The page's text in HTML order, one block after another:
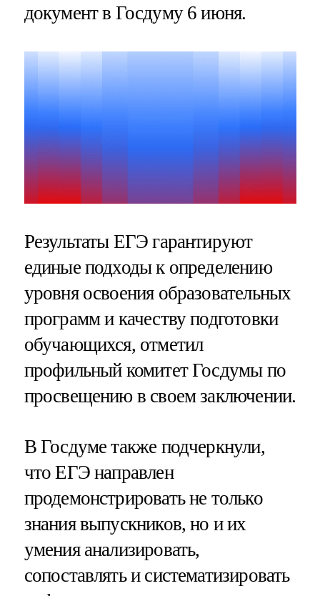
документ в Госдуму 6 июня.
Результаты ЕГЭ гарантируют
единые подходы к определению
уровня освоения образовательных
программ и качеству подготовки
обучающихся, отметил
профильный комитет Госдумы по
просвещению в своем заключении.
В Госдуме также подчеркнули,
что ЕГЭ направлен
продемонстрировать не только
знания выпускников, но и их
умения анализировать,
сопоставлять и систематизировать